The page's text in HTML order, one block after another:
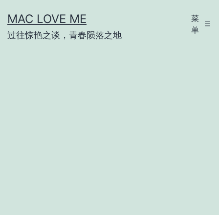
至
内
MAC LOVE ME
过往惊艳之谈，青春陨落之地
菜
单